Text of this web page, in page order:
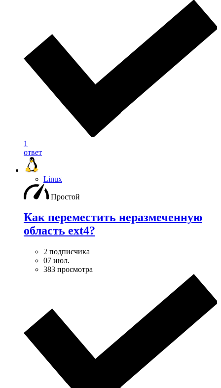
1
ответ
Linux
Простой
Как переместить неразмеченную
область ext4?
2 подписчика
07 июл.
383 просмотра